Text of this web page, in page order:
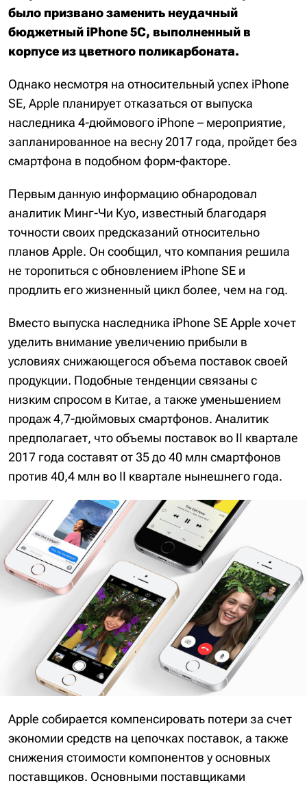
было призвано заменить неудачный
бюджетный iPhone 5C, выполненный в
корпусе из цветного поликарбоната.
Однако несмотря на относительный успех iPhone
SE, Apple планирует отказаться от выпуска
наследника 4-дюймового iPhone – мероприятие,
запланированное на весну 2017 года, пройдет без
смартфона в подобном форм-факторе.
Первым данную информацию обнародовал
аналитик Минг-Чи Куо, известный благодаря
точности своих предсказаний относительно
планов Apple. Он сообщил, что компания решила
не торопиться с обновлением iPhone SE и
продлить его жизненный цикл более, чем на год.
Вместо выпуска наследника iPhone SE Apple хочет
уделить внимание увеличению прибыли в
условиях снижающегося объема поставок своей
продукции. Подобные тенденции связаны с
низким спросом в Китае, а также уменьшением
продаж 4,7-дюймовых смартфонов. Аналитик
предполагает, что объемы поставок во II квартале
2017 года составят от 35 до 40 млн смартфонов
против 40,4 млн во II квартале нынешнего года.
Apple собирается компенсировать потери за счет
экономии средств на цепочках поставок, а также
снижения стоимости компонентов у основных
поставщиков. Основными поставщиками